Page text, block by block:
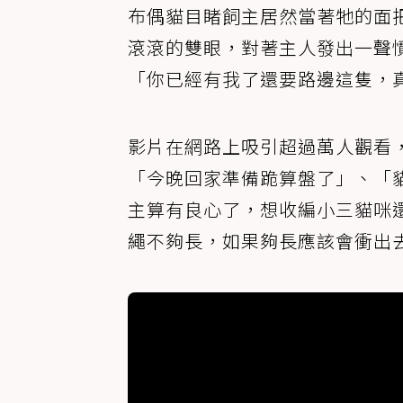
布偶貓目睹飼主居然當著牠的
滾滾的雙眼，對著主人發出一
「你已經有我了還要路邊這隻
影片在網路上吸引超過萬人觀
「今晚回家準備跪算盤了」、
主算有良心了，想收編小三貓
繩不夠長，如果夠長應該會衝